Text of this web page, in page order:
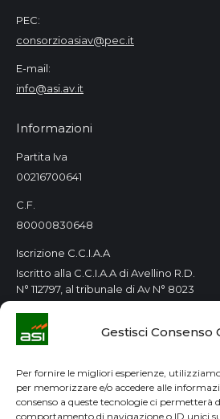
Gestisci Consenso
Per fornire le migliori esperienze,
per memorizzare e/o accedere alle
consenso a queste tecnologie ci permetterà
comportamento di navigazione o ID unici
PEC:
consorzioasiav@pec.it
E-mail:
info@asi.av.it
Informazioni
Partita Iva
00216700641
C.F.
80000830648
Iscrizione C.C.I.A.A
Iscritto alla C.C.I.A.A di Avellino R.D.
N° 112797, al tribunale di Av N° 8023
Orari Consorzio
Tutti i giorni 8.00 / 14.00
GDPR